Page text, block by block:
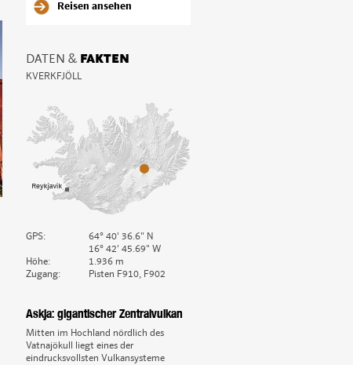
Reisen ansehen
DATEN & FAKTEN
KVERKFJÖLL
GPS:
64° 40' 36.6" N
16° 42' 45.69" W
Höhe:
1.936 m
Zugang:
Pisten F910, F902
Askja: gigantischer Zentralvulkan
Mitten im Hochland nördlich des
Vatnajökull liegt eines der
eindrucksvollsten Vulkansysteme